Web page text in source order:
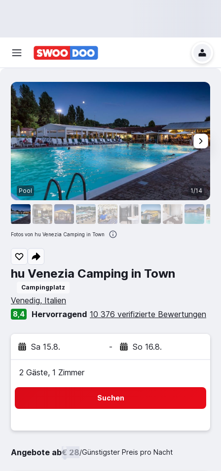
hu Venezia Camping in Town
Campingplatz
Bewertungskategorie 0
Venedig, Italien
8,4 Hervorragend 10 376 verifizierte Bewertungen
Sa 15.8. - So 16.8.
2 Gäste, 1 Zimmer
Suchen
Angebote ab€ 28/Günstigster Preis pro Nacht
Pool 1/14
Fotos von hu Venezia Camping in Town